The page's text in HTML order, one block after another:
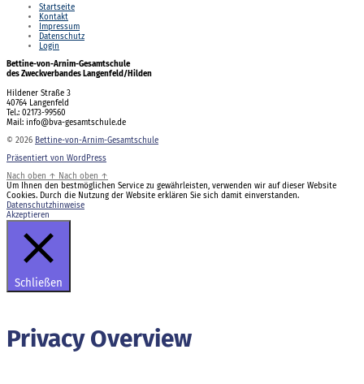
Startseite
Kontakt
Impressum
Datenschutz
Login
Bettine-von-Arnim-Gesamtschule
des Zweckverbandes Langenfeld/Hilden
Hildener Straße 3
40764 Langenfeld
Tel.: 02173-99560
Mail: info@bva-gesamtschule.de
© 2026 Bettine-von-Arnim-Gesamtschule
Präsentiert von WordPress
Nach oben ↑ Nach oben ↑
Um Ihnen den bestmöglichen Service zu gewährleisten, verwenden wir auf dieser Website
Cookies. Durch die Nutzung der Website erklären Sie sich damit einverstanden.
Datenschutzhinweise
Akzeptieren
Schließen
Privacy Overview